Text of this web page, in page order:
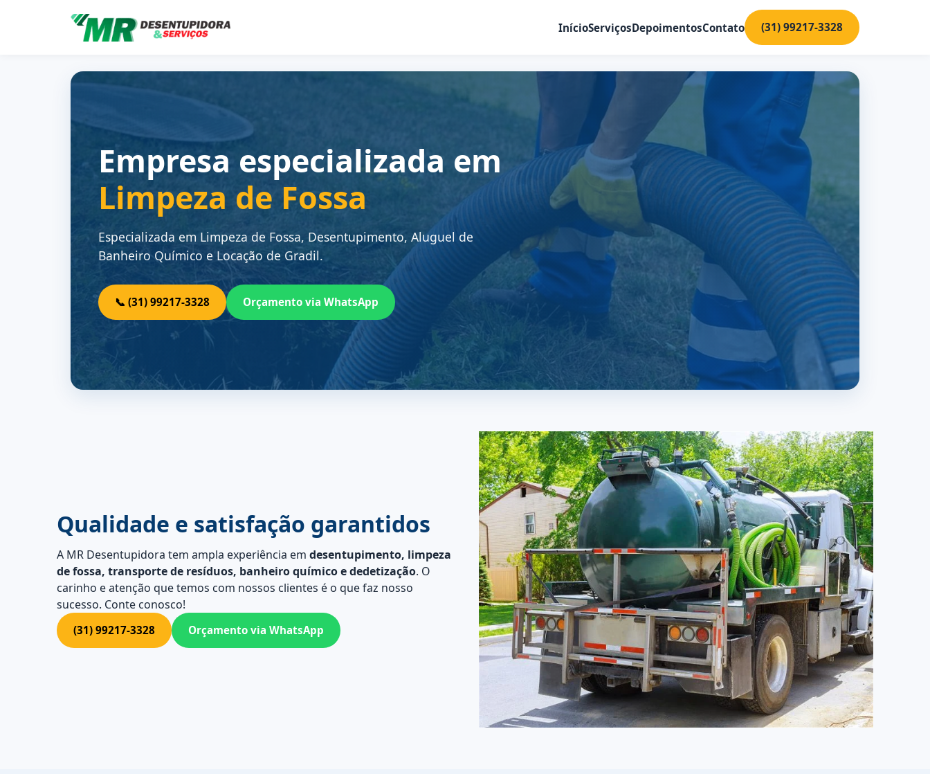
InícioServiçosDepoimentosContato (31) 99217-3328
Empresa especializada em
Limpeza de Fossa
Especializada em Limpeza de Fossa, Desentupimento, Aluguel de
Banheiro Químico e Locação de Gradil.
📞 (31) 99217-3328 Orçamento via WhatsApp
Qualidade e satisfação garantidos
A MR Desentupidora tem ampla experiência em desentupimento, limpeza
de fossa, transporte de resíduos, banheiro químico e dedetização. O
carinho e atenção que temos com nossos clientes é o que faz nosso
sucesso. Conte conosco!
(31) 99217-3328 Orçamento via WhatsApp